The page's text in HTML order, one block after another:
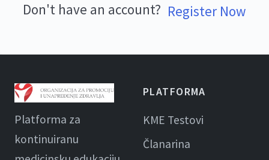
Don't have an account? Register Now
Platforma za
kontinuiranu
PLATFORMA
KME Testovi
Članarina